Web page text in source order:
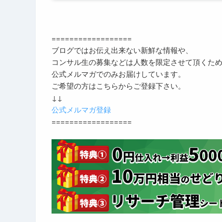
==================
ブログではお伝え出来ない新鮮な情報や、
コンサル生の募集などは人数を限定させて頂くため
公式メルマガでのみお届けしています。
ご希望の方はこちらからご登録下さい。
↓↓
公式メルマガ登録
==================